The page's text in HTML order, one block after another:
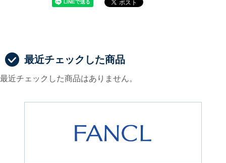
最近チェックした商品
最近チェックした商品はありません。